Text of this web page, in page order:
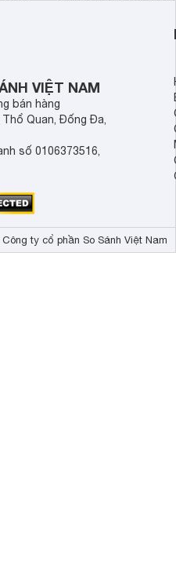
ngày dài cần đọc
VIỆT NAM
bán hàng
Quan, Đống Đa,
số 0106373516,
ty cổ phần So Sánh Việt Nam